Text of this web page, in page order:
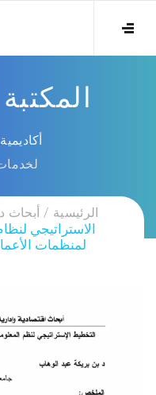
الرئيسية أبحاث
الاستراتيجي
لمنظمات